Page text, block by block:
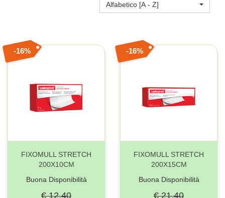
Alfabetico [A - Z]
FIXOMULL STRETCH
200X10CM
Buona Disponibilità
16%
€ 12,40
FIXOMULL STRETCH
200X15CM
Buona Disponibilità
16%
€ 21,40